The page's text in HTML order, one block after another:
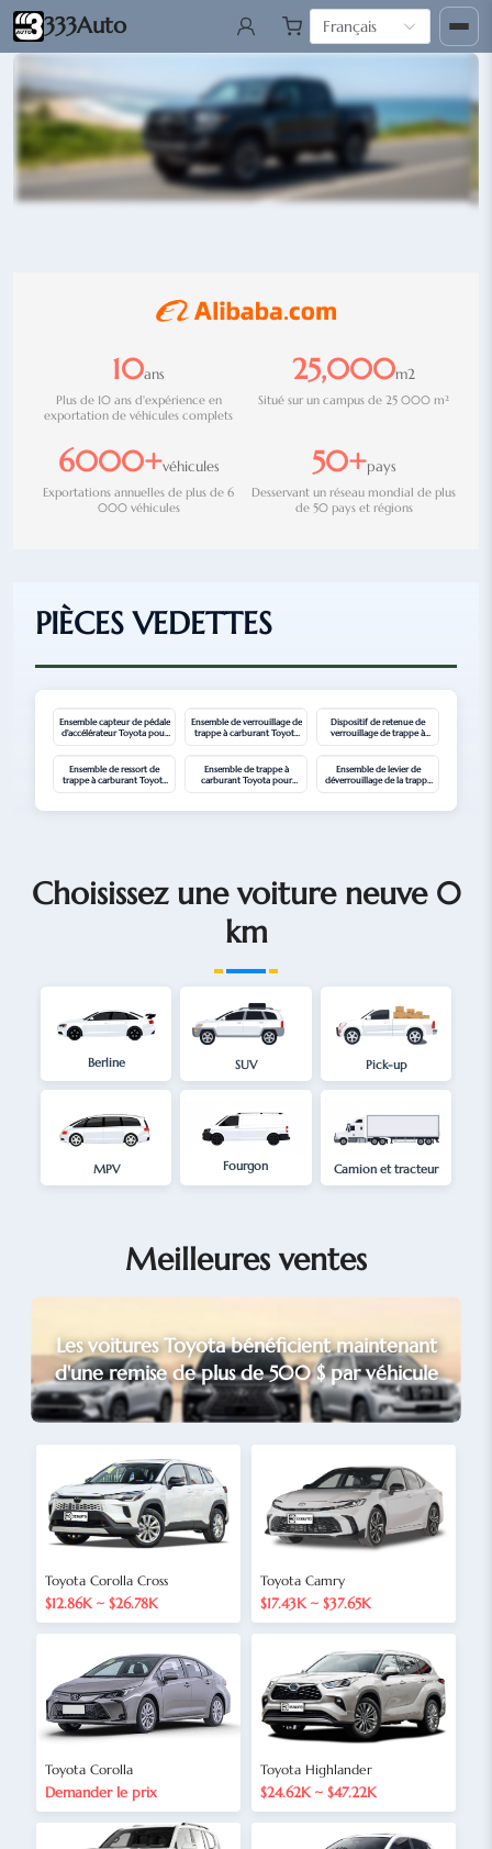
333Auto Français
Plateforme complète pour
10ans
Plus de 10 ans d'expérience en
exportation de véhicules complets
25,000m2
Situé sur un campus de 25 000 m²
6000+véhicules
Exportations annuelles de plus de 6
000 véhicules
50+pays
Desservant un réseau mondial de plus
de 50 pays et régions
PIÈCES VEDETTES
Ensemble capteur de pédale
d'accélérateur Toyota pour
Ensemble de verrouillage de
trappe à carburant Toyota
Dispositif de retenue de
verrouillage de trappe à
Ensemble de ressort de
trappe à carburant Toyota
Ensemble de trappe à
carburant Toyota pour
Ensemble de levier de
déverrouillage de la trappe
Choisissez une voiture neuve 0
km
Berline SUV Pick-up
MPV Fourgon Camion et tracteur
Meilleures ventes
Les voitures Toyota bénéficient maintenant
d'une remise de plus de 500 $ par véhicule
Toyota Corolla Cross
$12.86K ~ $26.78K
Toyota Camry
$17.43K ~ $37.65K
Toyota Corolla
Demander le prix
Toyota Highlander
$24.62K ~ $47.22K